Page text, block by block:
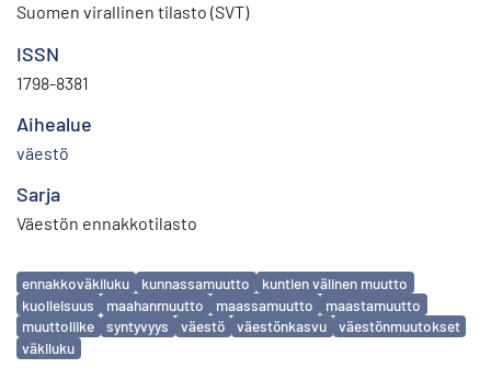
Suomen virallinen tilasto (SVT)
ISSN
1798-8381
Aihealue
väestö
Sarja
Väestön ennakkotilasto
Avainsanat
ennakkoväkiluku kunnassamuutto
kuntien välinen muutto
kuolleisuus
maahanmuutto maassamuutto
maastamuutto
muuttoliike
syntyvyys väestö väestönkasvu
väestönmuutokset
väkiluku